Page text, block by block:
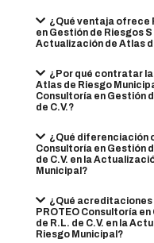
¿Qué ventaja ofrece
en Gestión de Riesgos S
Actualización de Atlas
¿Por qué contratar
Atlas de Riesgo
Consultoría en Gestión
de C.V.?
¿Qué diferenciación
Consultoría en Gestión
de C.V. en la
Municipal?
¿Qué
PROTEO Consultoría
de R.L. de C.V. en la
Riesgo Municipal?